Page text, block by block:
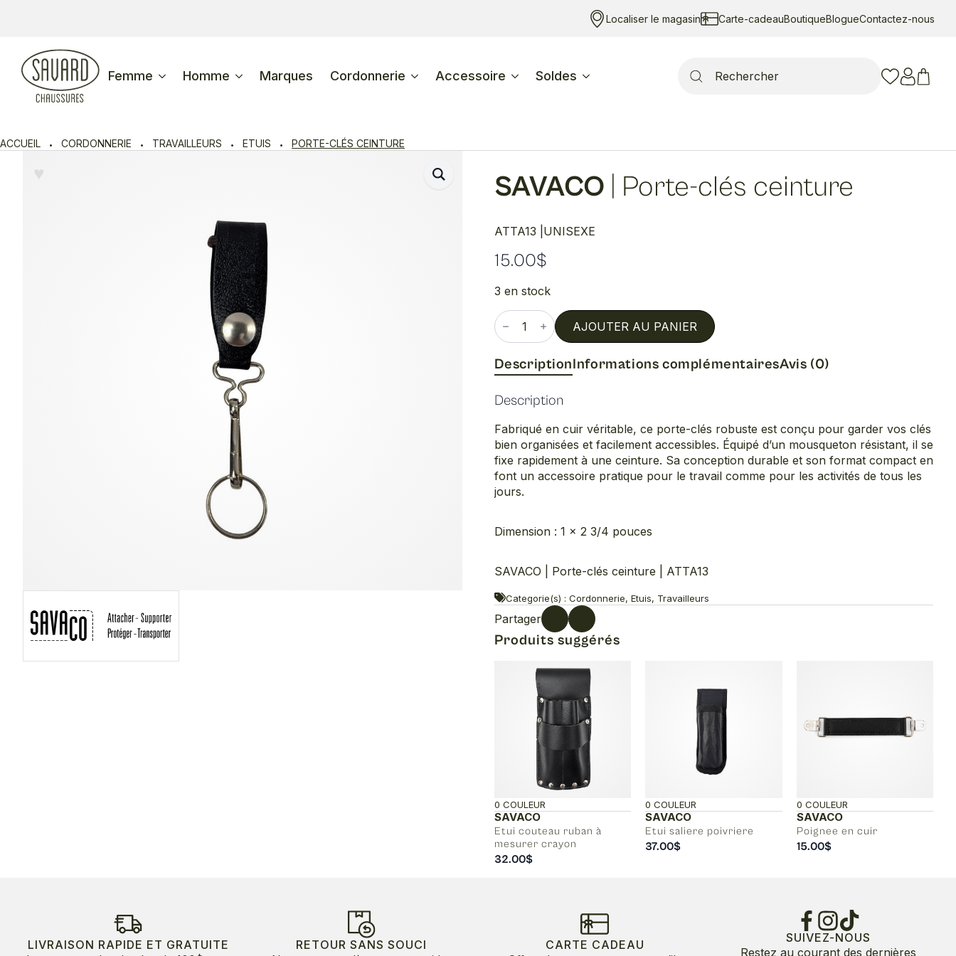
Localiser le magasin Carte-cadeauBoutiqueBlogueContactez-nous
Femme Homme Marques Cordonnerie Accessoire Soldes
for:
ACCUEIL CORDONNERIE TRAVAILLEURS ETUIS PORTE-CLÉS CEINTURE
SAVACO Porte-clés ceinture
ATTA13 | UNISEXE
15.00$
3 en stock
quantité
de
Porte-
ceinture
AJOUTER AU PANIER
DescriptionInformations complémentairesAvis (0)
Description
Fabriqué en cuir véritable, ce porte-clés robuste est conçu pour garder vos clés
bien organisées et facilement accessibles. Équipé d’un mousqueton résistant, il se
fixe rapidement à une ceinture. Sa conception durable et son format compact en
font un accessoire pratique pour le travail comme pour les activités de tous les
jours.
Dimension : 1 x 2 3/4 pouces
SAVACO | Porte-clés ceinture | ATTA13
Categorie(s) : Cordonnerie, Etuis, Travailleurs
Partager
Produits suggérés
SAVACO
Etui couteau ruban à
mesurer crayon
0 COULEUR
32.00$
SAVACO
Etui saliere poivriere
0 COULEUR
37.00$
SAVACO
Poignee en cuir
0 COULEUR
15.00$
LIVRAISON RAPIDE ET GRATUITE
RETOUR SANS SOUCI
CARTE CADEAU
SUIVEZ-NOUS
Restez au courant des dernières